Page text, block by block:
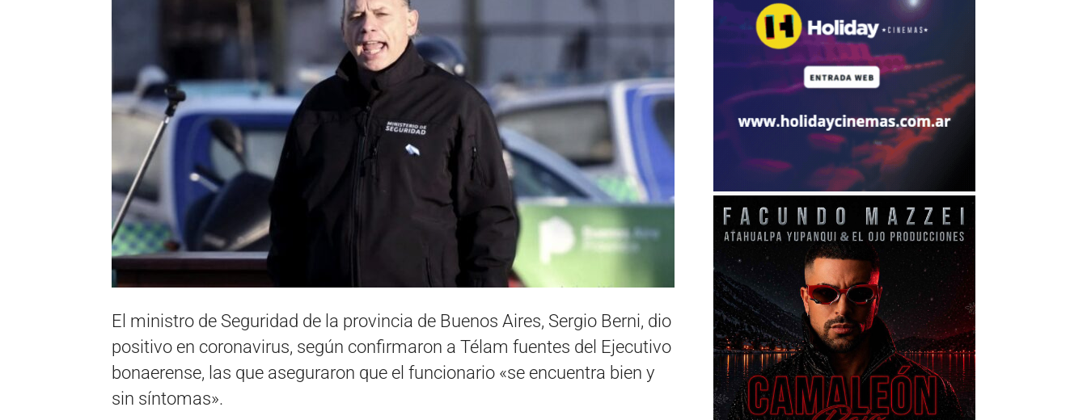
El ministro de Seguridad de la provincia de Buenos Aires, Sergio Berni, dio
positivo en coronavirus, según confirmaron a Télam fuentes del Ejecutivo
bonaerense, las que aseguraron que el funcionario «se encuentra bien y
sin síntomas».